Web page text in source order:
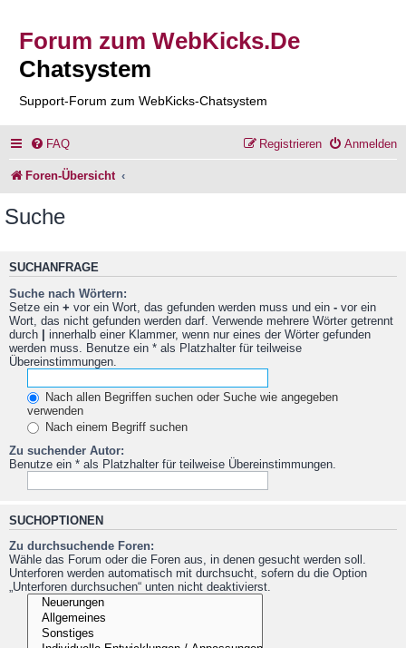
Forum zum WebKicks.De
Chatsystem
Support-Forum zum WebKicks-Chatsystem
FAQ Anmelden
Registrieren
Foren-Übersicht
Suche
SUCHANFRAGE
Suche nach Wörtern:
Setze ein + vor ein Wort, das gefunden werden muss und ein - vor ein
Wort, das nicht gefunden werden darf. Verwende mehrere Wörter getrennt
durch | innerhalb einer Klammer, wenn nur eines der Wörter gefunden
werden muss. Benutze ein * als Platzhalter für teilweise
Übereinstimmungen.
Nach allen Begriffen suchen oder Suche wie angegeben
verwenden
Nach einem Begriff suchen
Zu suchender Autor:
Benutze ein * als Platzhalter für teilweise Übereinstimmungen.
SUCHOPTIONEN
Zu durchsuchende Foren:
Wähle das Forum oder die Foren aus, in denen gesucht werden soll.
Unterforen werden automatisch mit durchsucht, sofern du die Option
„Unterforen durchsuchen“ unten nicht deaktivierst.